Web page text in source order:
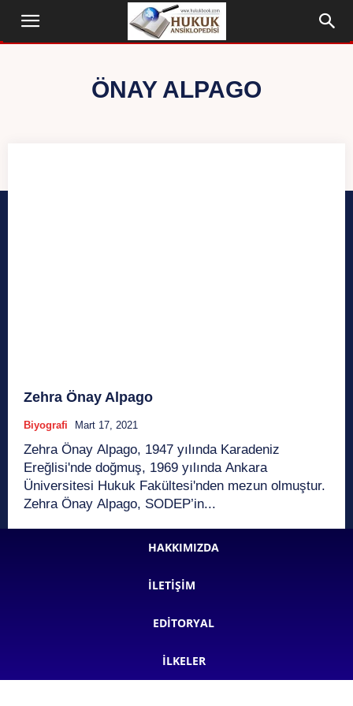
ÖNAY ALPAGO
Zehra Önay Alpago
Biyografi Mart 17, 2021
Zehra Önay Alpago, 1947 yılında Karadeniz
Ereğlisi'nde doğmuş, 1969 yılında Ankara
Üniversitesi Hukuk Fakültesi'nden mezun olmuştur.
Zehra Önay Alpago, SODEP’in...
HAKKIMIZDA
İLETIŞIM
EDITORYAL
İLKELER